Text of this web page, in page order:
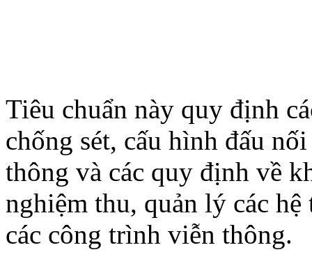
Tiêu chuẩn này quy định
chống sét, cấu hình đấu
thông và các quy định về
nghiệm thu, quản lý các
các công trình viễn thông.